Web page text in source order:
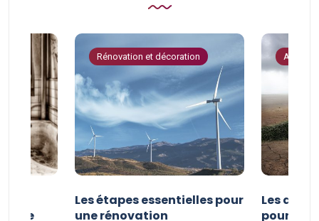
Rénovation et décoration
Les étapes essentielles pour
une rénovation
Les
pour